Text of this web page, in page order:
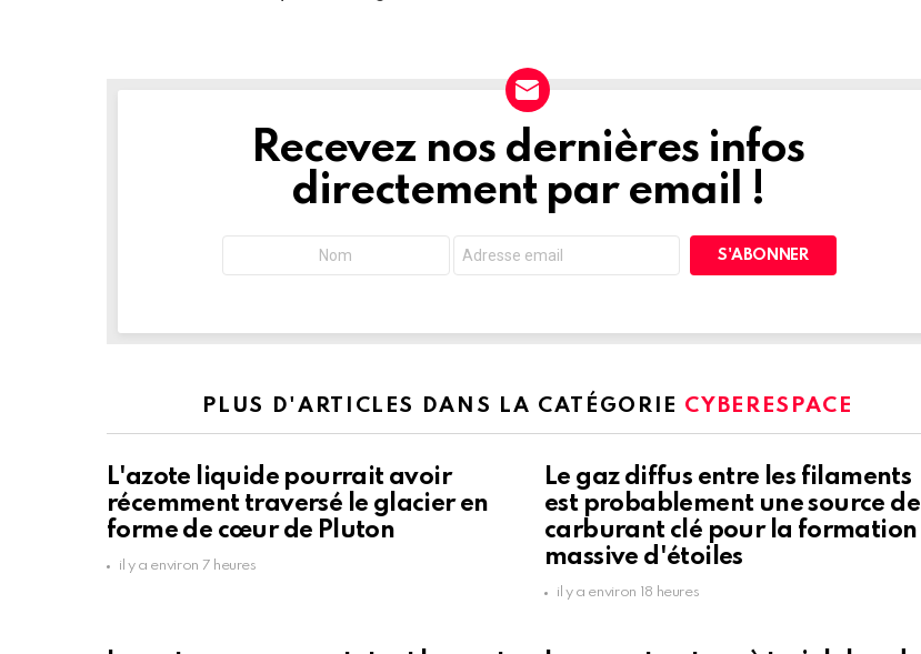
NEWSLETTERRecevez nos dernières infos
directement par email !
PLUS D'ARTICLES DANS LA CATÉGORIE CYBERESPACE
L'azote liquide pourrait avoir
récemment traversé le glacier en
forme de cœur de Pluton
il y a environ 7 heures
Le gaz diffus entre les filaments
est probablement une source de
carburant clé pour la formation
massive d'étoiles
il y a environ 18 heures